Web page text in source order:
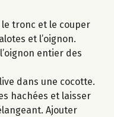
tronc et le couper
et l’oignon.
entier des
dans une cocotte.
hachées et laisser
Ajouter